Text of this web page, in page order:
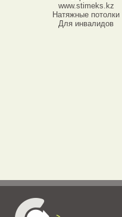
www.stimeks.kz
Натяжные потолки
Для инвалидов